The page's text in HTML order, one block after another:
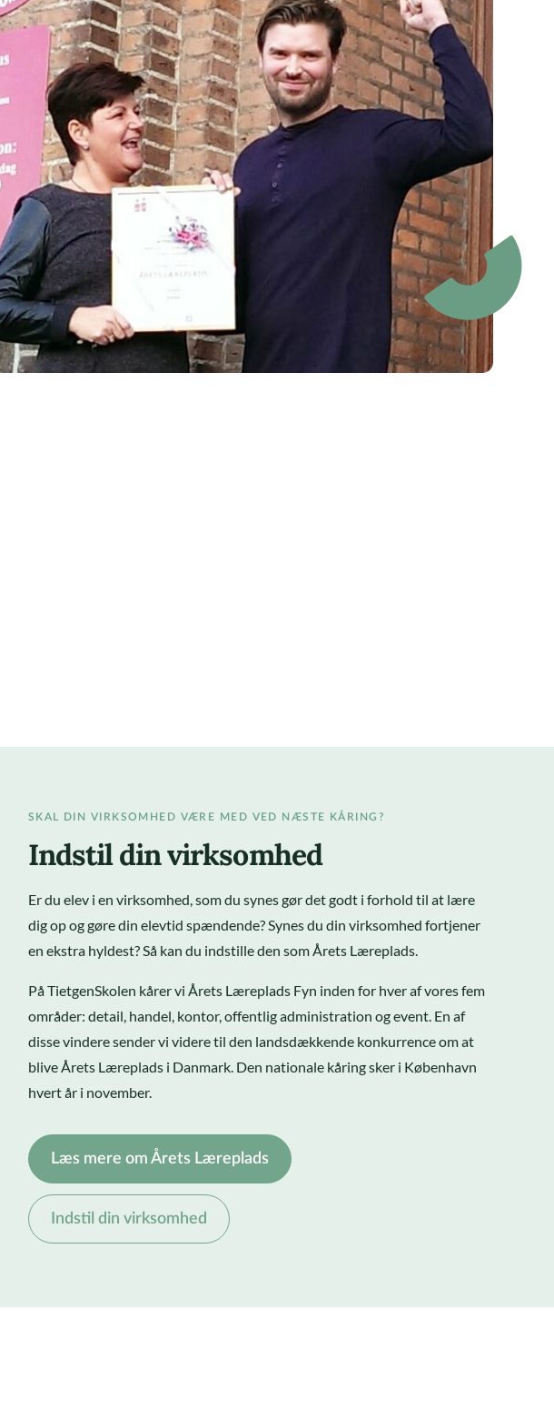
SKAL DIN VIRKSOMHED VÆRE MED VED NÆSTE KÅRING?
Indstil din virksomhed
Er du elev i en virksomhed, som du synes gør det godt i forhold til at lære
dig op og gøre din elevtid spændende? Synes du din virksomhed fortjener
en ekstra hyldest? Så kan du indstille den som Årets Læreplads.
På TietgenSkolen kårer vi Årets Læreplads Fyn inden for hver af vores fem
områder: detail, handel, kontor, offentlig administration og event. En af
disse vindere sender vi videre til den landsdækkende konkurrence om at
blive Årets Læreplads i Danmark. Den nationale kåring sker i København
hvert år i november.
Læs mere om Årets Læreplads
Indstil din virksomhed